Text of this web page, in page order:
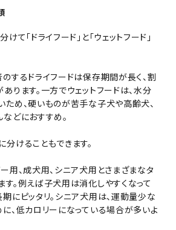
て「ドライフード」と「ウェットフード」
するドライフードは保存期間が長く、割
ります。一方でウェットフードは、水分
ため、硬いものが苦手な子犬や高齢犬、
どにおすすめ。
けることもできます。
用、成犬用、シニア犬用とさまざまなタ
。例えば子犬用は消化しやすくなって
にピッタリ。シニア犬用は、運動量少な
、低カロリーになっている場合が多いよ